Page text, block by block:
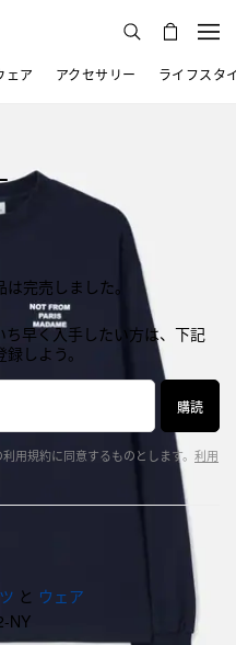
ェア アクセサリー ライフスタ
完売しました。
早く入手したい方は、下記
しよう。
購読
用規約に同意するものとします。 利用
と ウェア
NY